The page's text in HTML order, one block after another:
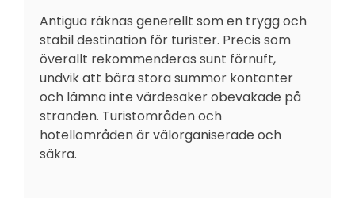
Antigua räknas generellt som en trygg och
stabil destination för turister. Precis som
överallt rekommenderas sunt förnuft,
undvik att bära stora summor kontanter
och lämna inte värdesaker obevakade på
stranden. Turistområden och
hotellområden är välorganiserade och
säkra.